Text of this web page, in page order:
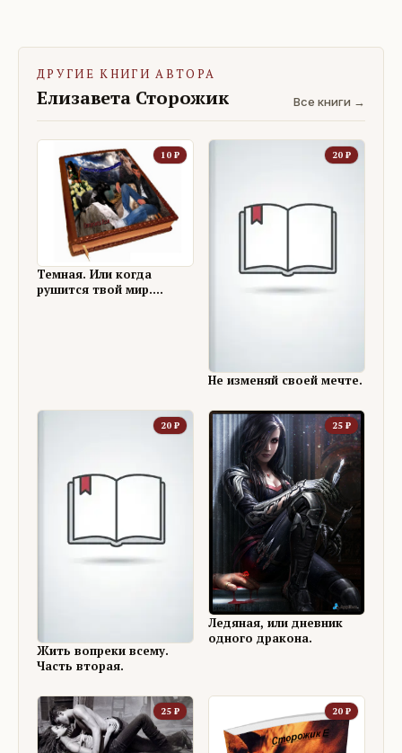
ДРУГИЕ КНИГИ АВТОРА
Елизавета Сторожик Все книги →
10 ₽
Темная. Или когда
рушится твой мир.
20 ₽
Не изменяй своей мечте.
20 ₽
Жить вопреки всему.
Часть вторая.
25 ₽
Ледяная, или дневник
одного дракона.
25 ₽ 20 ₽